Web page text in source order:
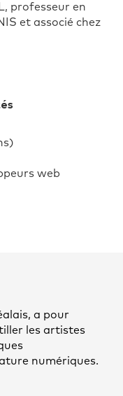
professeur en
et associé chez
web
a pour
les artistes
numériques.